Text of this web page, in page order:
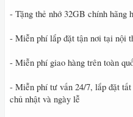
- Tặng thẻ nhớ 32GB chính hãng
- Miễn phí lắp đặt tận nơi tại nội
- Miễn phí giao hàng trên toàn
- Miễn phí tư vấn 24/7, lắp đặt
chủ nhật và ngày lễ